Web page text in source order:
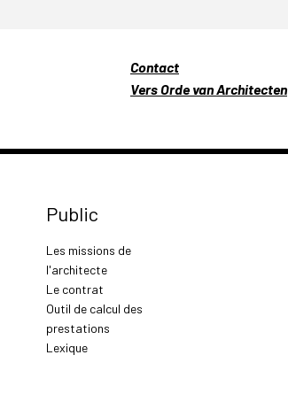
Contact
Vers Orde van Architecten
Public
Les missions de
l'architecte
Le contrat
Outil de calcul des
prestations
Lexique